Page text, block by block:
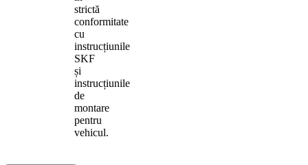
strictă
conformitate
cu
instrucțiunile
SKF
și
instrucțiunile
de
montare
pentru
vehicul.